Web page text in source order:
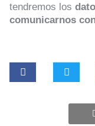
tendremos los
comunicarnos